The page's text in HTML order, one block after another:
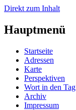
Direkt zum Inhalt
Hauptmenü
Startseite
Adressen
Karte
Perspektiven
Wort in den Tag
Archiv
Impressum